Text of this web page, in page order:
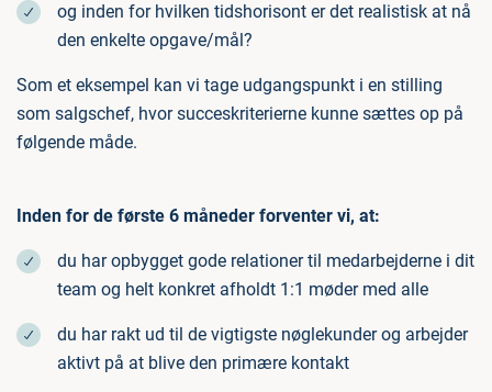
og inden for hvilken tidshorisont er det realistisk at nå
den enkelte opgave/mål?
Som et eksempel kan vi tage udgangspunkt i en stilling
som salgschef, hvor succeskriterierne kunne sættes op på
følgende måde.
Inden for de første 6 måneder forventer vi, at:
du har opbygget gode relationer til medarbejderne i dit
team og helt konkret afholdt 1:1 møder med alle
du har rakt ud til de vigtigste nøglekunder og arbejder
aktivt på at blive den primære kontakt